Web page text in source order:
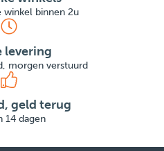
winkel binnen 2u
levering
morgen verstuurd
geld terug
14 dagen